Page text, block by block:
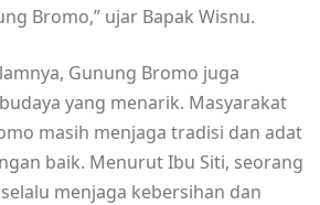
Bromo,” ujar Bapak Wisnu.
Gunung Bromo juga
yang menarik. Masyarakat
masih menjaga tradisi dan adat
baik. Menurut Ibu Siti, seorang
menjaga kebersihan dan